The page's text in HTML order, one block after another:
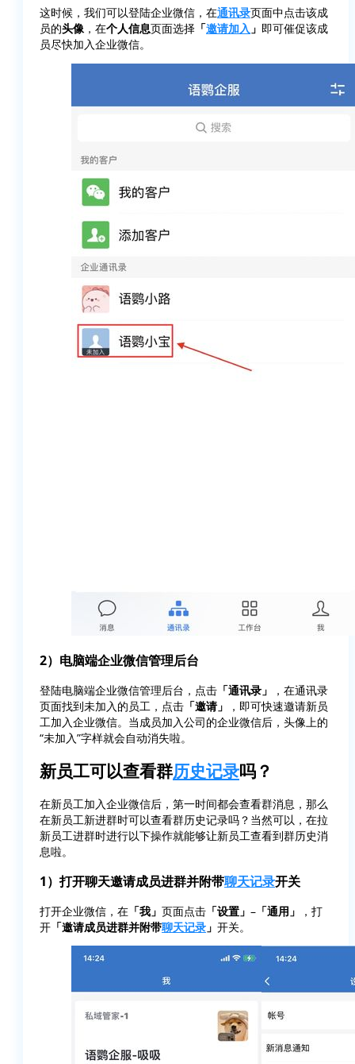
这时候，我们可以登陆企业微信，在通讯录页面中点击该成
员的头像，在个人信息页面选择 「邀请加入 」 即可催促该成
员尽快加入企业微信。
2）电脑端企业微信管理后台
登陆电脑端企业微信管理后台，点击 「通讯录」
，在通讯录
页面找到未加入的员工，点击 「邀请」
，即可快速邀请新员
工加入企业微信。当成员加入公司的企业微信后，头像上的
“未加入”字样就会自动消失啦。
新员工可以查看群历史记录吗？
在新员工加入企业微信后，第一时间都会查看群消息，那么
在新员工新进群时可以查看群历史记录吗？当然可以，在拉
新员工进群时进行以下操作就能够让新员工查看到群历史消
息啦。
1）打开聊天邀请成员进群并附带聊天记录开关
打开企业微信，在 「我」 页面点击 「设置」 – 「通用」
，打
开 「邀请成员进群并附带聊天记录 」 开关。